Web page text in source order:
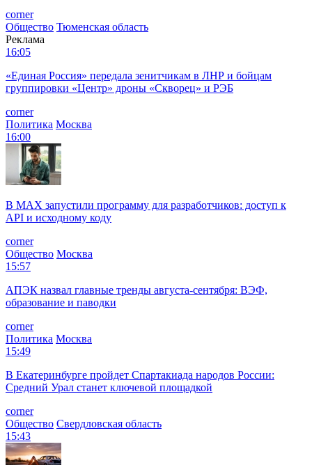
corner
Общество Тюменская область
Реклама
16:05
«Единая Россия» передала зенитчикам в ЛНР и бойцам
группировки «Центр» дроны «Скворец» и РЭБ
corner
Политика Москва
16:00
В MAX запустили программу для разработчиков: доступ к
API и исходному коду
corner
Общество Москва
15:57
АПЭК назвал главные тренды августа-сентября: ВЭФ,
образование и паводки
corner
Политика Москва
15:49
В Екатеринбурге пройдет Спартакиада народов России:
Средний Урал станет ключевой площадкой
corner
Общество Свердловская область
15:43